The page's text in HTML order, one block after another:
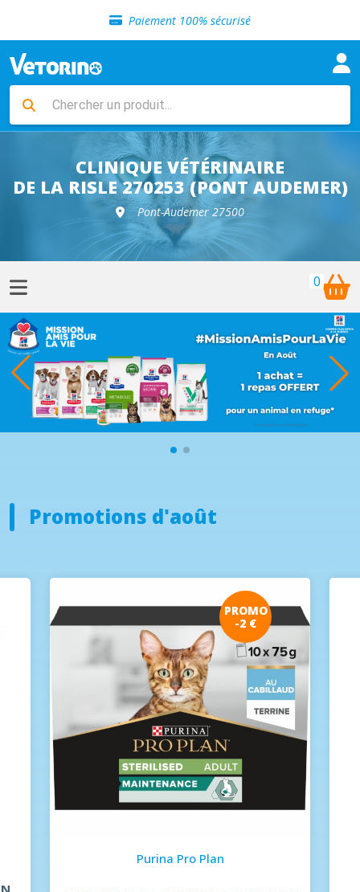
Paiement 100% sécurisé
Livraison gratuite en clinique vétérinaire
Sélection de croquettes vétérinaire
Livraison gratuite en clinique vétérinaire
Retour gratuit en clinique
Sélection de croquettes vétérinaire
CLINIQUE VÉTÉRINAIRE
DE LA RISLE 270253 (PONT AUDEMER)
Pont-Audemer 27500
0
Promotions d'août
PROMO
-2 €
Purina Pro Plan